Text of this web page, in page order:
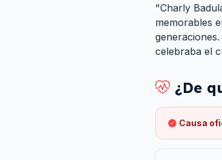
"Charly
memorables
celebraba el
¿De
Causa